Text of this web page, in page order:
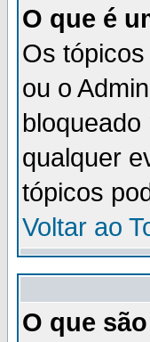
O que é
Os
ou o
qualquer
tópicos
Voltar ao
O que são